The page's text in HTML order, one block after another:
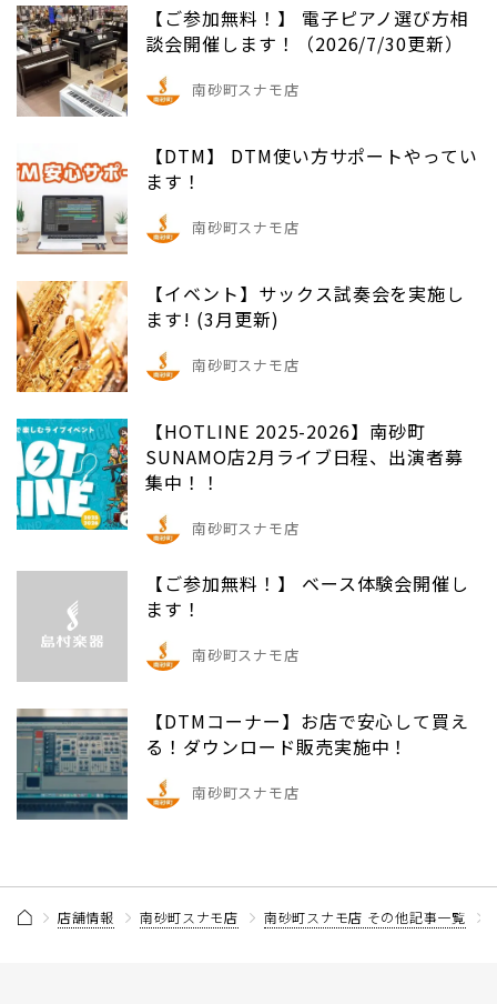
【ご参加無料！】 電子ピアノ選び方相
談会開催します！（2026/7/30更新）
南砂町スナモ店
【DTM】 DTM使い方サポートやってい
ます！
南砂町スナモ店
【イベント】サックス試奏会を実施し
ます! (3月更新)
南砂町スナモ店
【HOTLINE 2025-2026】南砂町
SUNAMO店2月ライブ日程、出演者募
集中！！
南砂町スナモ店
【ご参加無料！】 ベース体験会開催し
ます！
南砂町スナモ店
【DTMコーナー】お店で安心して買え
る！ダウンロード販売実施中！
南砂町スナモ店
店舗情報 南砂町スナモ店 南砂町スナモ店 その他記事一覧